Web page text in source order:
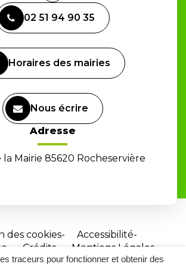
traceurs pour fonctionner et obtenir des
le
compte
02 51 94 90 35
Horaires des mairies
Nous écrire
Adresse
la Mairie 85620 Rocheservière
des cookies
Accessibilité
Crédits
Mentions Légales